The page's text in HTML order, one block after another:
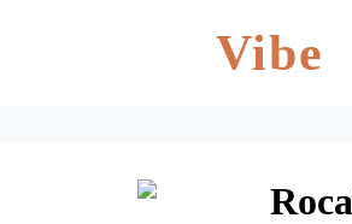
Vibe